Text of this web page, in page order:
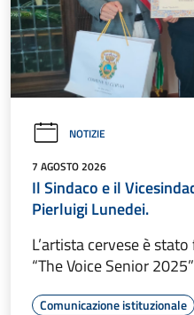
NOTIZIE
7 AGOSTO 2026
Il Sindaco e il
Pierluigi Lunedei.
L’artista cervese è
“The Voice Senior 2025”
Comunicazione istituzionale